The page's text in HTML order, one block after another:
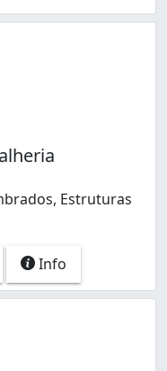
Estruturas
Info